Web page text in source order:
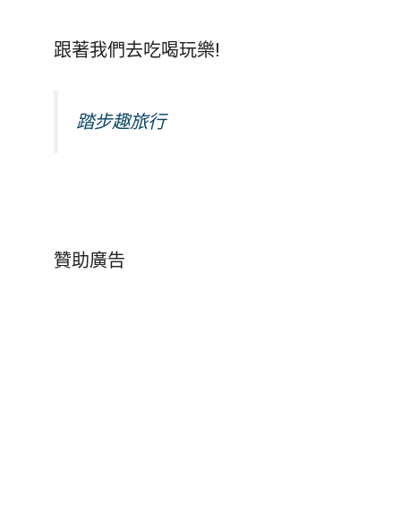
跟著我們去吃喝玩樂!
踏步趣旅行
贊助廣告